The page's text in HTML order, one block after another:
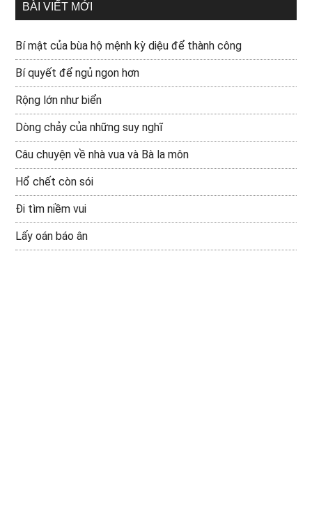
BÀI VIẾT MỚI
Bí mật của bùa hộ mệnh kỳ diệu để thành công
Bí quyết để ngủ ngon hơn
Rộng lớn như biển
Dòng chảy của những suy nghĩ
Câu chuyện về nhà vua và Bà la môn
Hổ chết còn sói
Đi tìm niềm vui
Lấy oán báo ân